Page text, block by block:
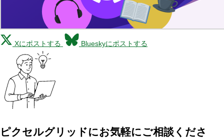
Xにポストする Blueskyにポストする
ピクセルグリッドにお気軽にご相談くださ